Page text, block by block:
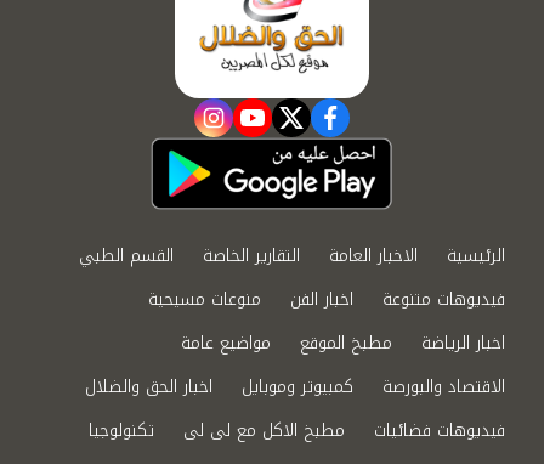
facebook
twitter
youtube
instagram
الرئيسية الاخبار العامة التقارير الخاصة
القسم الطبي
فيديوهات متنوعة
اخبار الفن
منوعات مسيحية
اخبار الرياضة
مطبخ الموقع
مواضيع عامة
الاقتصاد والبورصة
كمبيوتر وموبايل
اخبار الحق والضلال
فيديوهات فضائيات
مطبخ الاكل مع لى لى
تكنولوجيا